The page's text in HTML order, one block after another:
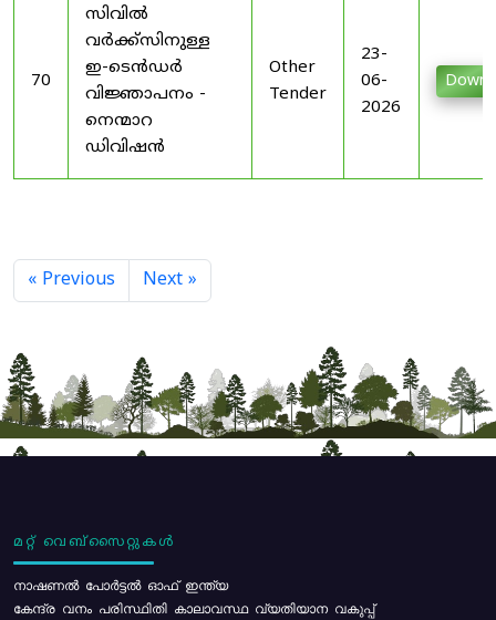
70
സിവിൽ
വർക്ക്സിനുള്ള
ഇ-ടെൻഡർ
വിജ്ഞാപനം -
നെന്മാറ
ഡിവിഷൻ
Other
Tender
23-
06-
2026
« Previous Next »
മറ്റ് വെബ്സൈറ്റുകൾ
നാഷണൽ പോർട്ടൽ ഓഫ് ഇന്ത്യ
കേന്ദ്ര വനം പരിസ്ഥിതി കാലാവസ്ഥ വ്യതിയാന വകുപ്പ്